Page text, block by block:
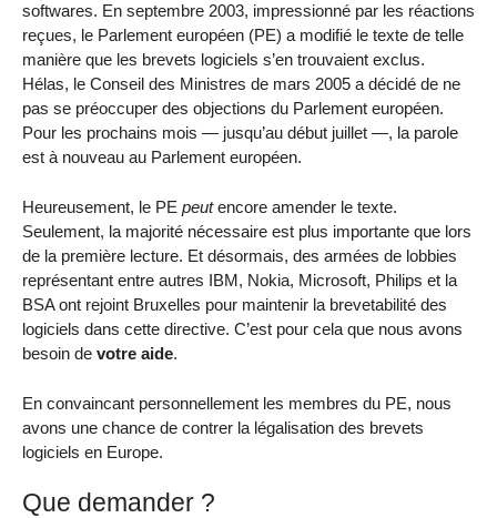
softwares. En septembre 2003, impressionné par les réactions
reçues, le Parlement européen (PE) a modifié le texte de telle
manière que les brevets logiciels s’en trouvaient exclus.
Hélas, le Conseil des Ministres de mars 2005 a décidé de ne
pas se préoccuper des objections du Parlement européen.
Pour les prochains mois — jusqu’au début juillet —, la parole
est à nouveau au Parlement européen.
Heureusement, le PE peutencore amender le texte.
Seulement, la majorité nécessaire est plus importante que lors
de la première lecture. Et désormais, des armées de lobbies
représentant entre autres IBM, Nokia, Microsoft, Philips et la
BSA ont rejoint Bruxelles pour maintenir la brevetabilité des
logiciels dans cette directive. C’est pour cela que nous avons
besoin de votre aide.
En convaincant personnellement les membres du PE, nous
avons une chance de contrer la légalisation des brevets
logiciels en Europe.
Que demander ?